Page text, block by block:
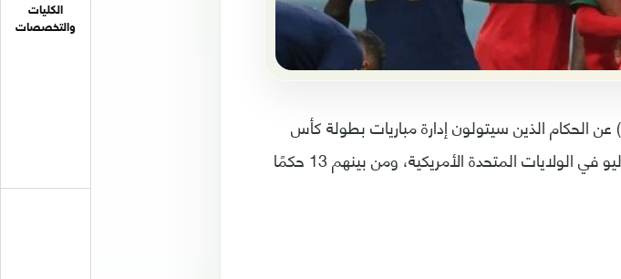
الكليات
والتخصصات
الحكام الذين سيتولون إدارة مباريات بطولة كأس
العالم للأندية 2025 المقررة بين 14 يونيو و13 يوليو في الولايات المتحدة الأمريكية، ومن بينهم 13 حكمًا